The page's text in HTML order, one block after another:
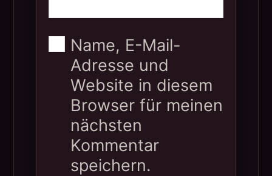
Name, E-Mail-
Adresse und
Website in diesem
Browser für meinen
nächsten
Kommentar
speichern.